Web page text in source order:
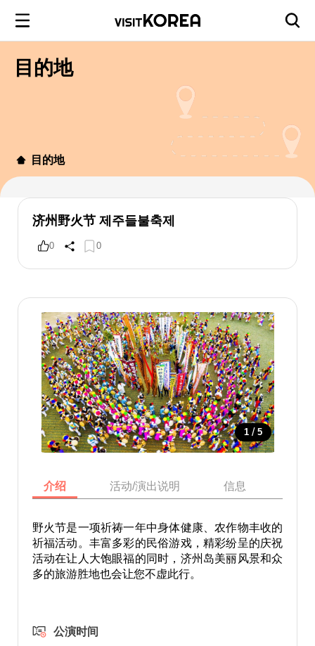
目的地
目的地
济州野火节 제주들불축제
0 0
1 / 5
介绍 活动/演出说明 信息
野火节是一项祈祷一年中身体健康、农作物丰收的
祈福活动。丰富多彩的民俗游戏，精彩纷呈的庆祝
活动在让人大饱眼福的同时，济州岛美丽风景和众
多的旅游胜地也会让您不虚此行。
公演时间